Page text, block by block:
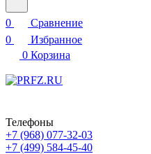
0
Сравнение
0
Избранное
0 Корзина
Телефоны
+7 (968) 077-32-03
+7 (499) 584-45-40